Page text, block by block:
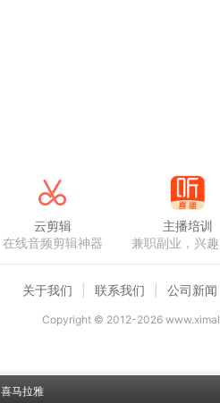
喜马拉雅
云剪辑
在线音频剪辑神器
主播培训
兼职副业，兴
关于我们 联系我们 公司新闻
Copyright © 2012-2026